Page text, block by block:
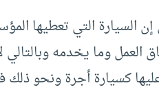
إن السيارة التي تعطيها
العمل وما يخدمه
كسيارة أجرة ونحو